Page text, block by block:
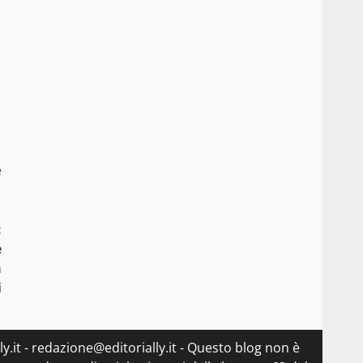
- redazione@editorially.it - Questo blog non è